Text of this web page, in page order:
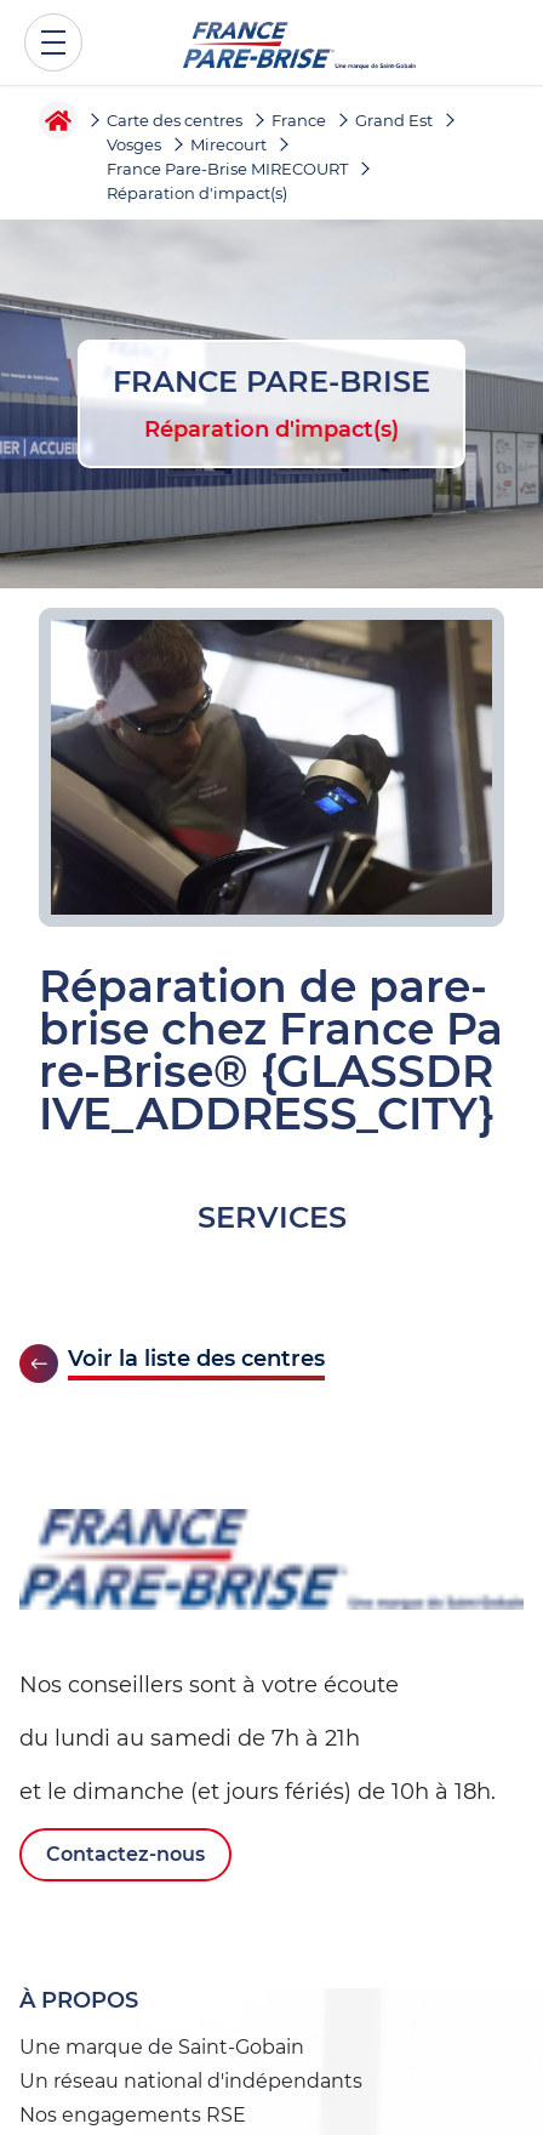
Carte des centres France
Grand Est
Vosges
Mirecourt
France Pare-Brise MIRECOURT
Réparation d'impact(s)
FRANCE PARE-BRISE
Réparation d'impact(s)
Réparation de pare-
brise chez France Pa
re-Brise® {GLASSDR
IVE_ADDRESS_CITY}
SERVICES
Voir la liste des centres
Nos conseillers sont à votre écoute
du lundi au samedi de 7h à 21h
et le dimanche (et jours fériés) de 10h à 18h.
Contactez-nous
À PROPOS
Une marque de Saint-Gobain
Un réseau national d'indépendants
Nos engagements RSE